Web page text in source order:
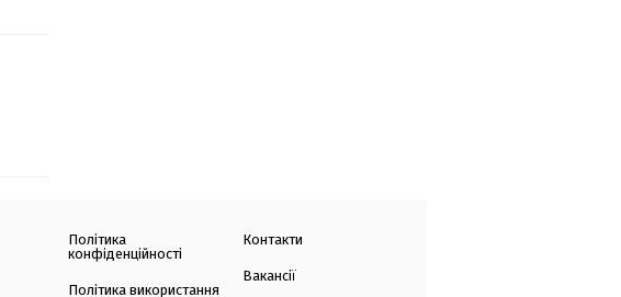
Політика
конфіденційності
Політика використання
Контакти
Вакансії